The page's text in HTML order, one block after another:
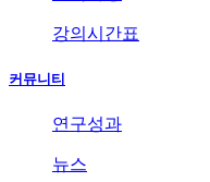
강의시간표
커뮤니티
연구성과
뉴스